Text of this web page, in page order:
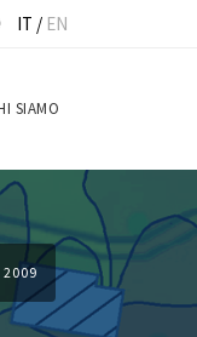
IT / EN
SIAMO
2009